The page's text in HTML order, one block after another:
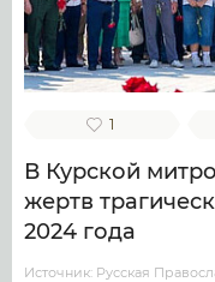
1
В Курской
жертв
2024 года
Источник: Русская